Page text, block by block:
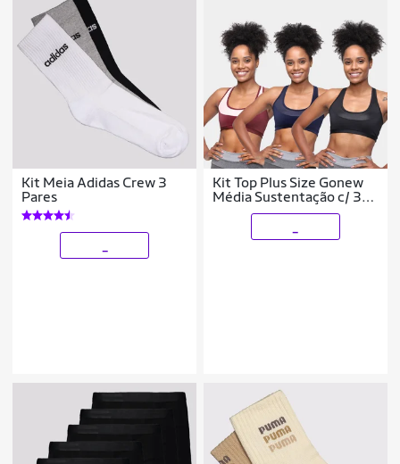
Kit Meia Adidas Crew 3
Pares
Kit Top Plus Size Gonew
Média Sustentação c/ 3